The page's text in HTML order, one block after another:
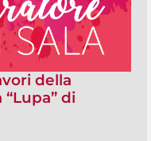
della
di